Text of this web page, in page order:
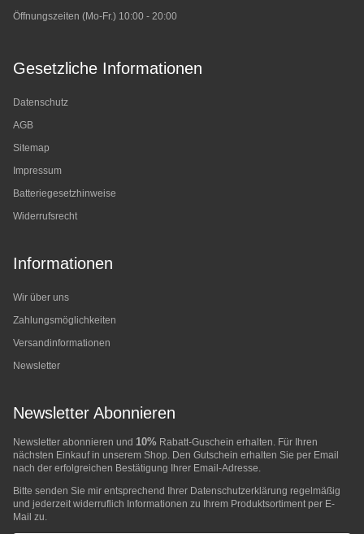
Öffnungszeiten (Mo-Fr.) 10:00 - 20:00
Gesetzliche Informationen
Datenschutz
AGB
Sitemap
Impressum
Batteriegesetzhinweise
Widerrufsrecht
Informationen
Wir über uns
Zahlungsmöglichkeiten
Versandinformationen
Newsletter
Newsletter Abonnieren
Newsletter abonnieren und 10% Rabatt-Guschein erhalten. Für Ihren
nächsten Einkauf in unserem Shop. Den Gutschein erhalten Sie per Email
nach der erfolgreichen Bestätigung Ihrer Email-Adresse.
Bitte senden Sie mir entsprechend Ihrer Datenschutzerklärung regelmäßig
und jederzeit widerruflich Informationen zu Ihrem Produktsortiment per E-
Mail zu.